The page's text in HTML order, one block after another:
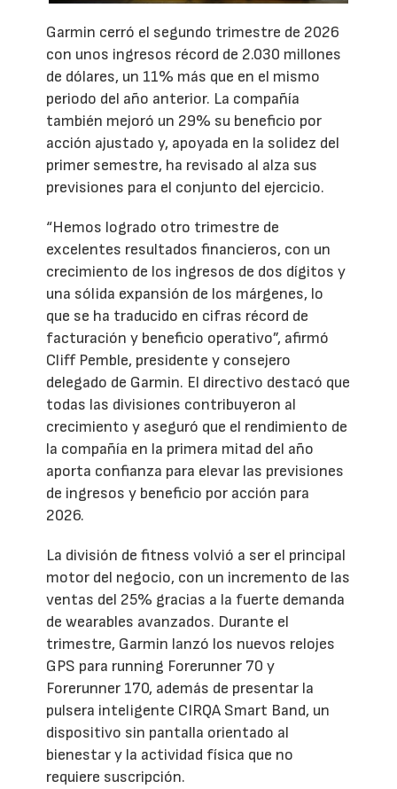
Garmin cerró el segundo trimestre de 2026
con unos ingresos récord de 2.030 millones
de dólares, un 11% más que en el mismo
periodo del año anterior. La compañía
también mejoró un 29% su beneficio por
acción ajustado y, apoyada en la solidez del
primer semestre, ha revisado al alza sus
previsiones para el conjunto del ejercicio.
“Hemos logrado otro trimestre de
excelentes resultados financieros, con un
crecimiento de los ingresos de dos dígitos y
una sólida expansión de los márgenes, lo
que se ha traducido en cifras récord de
facturación y beneficio operativo”, afirmó
Cliff Pemble, presidente y consejero
delegado de Garmin. El directivo destacó que
todas las divisiones contribuyeron al
crecimiento y aseguró que el rendimiento de
la compañía en la primera mitad del año
aporta confianza para elevar las previsiones
de ingresos y beneficio por acción para
2026.
La división de fitness volvió a ser el principal
motor del negocio, con un incremento de las
ventas del 25% gracias a la fuerte demanda
de wearables avanzados. Durante el
trimestre, Garmin lanzó los nuevos relojes
GPS para running Forerunner 70 y
Forerunner 170, además de presentar la
pulsera inteligente CIRQA Smart Band, un
dispositivo sin pantalla orientado al
bienestar y la actividad física que no
requiere suscripción.